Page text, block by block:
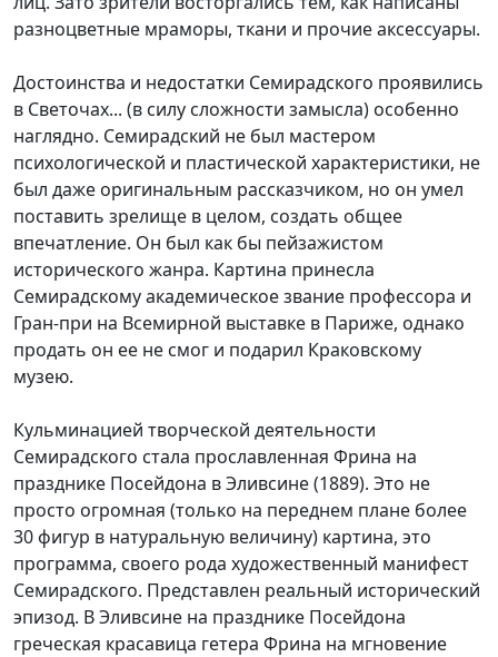
разноцветные мраморы, ткани и прочие аксессуары.
Достоинства и недостатки Семирадского проявились
в Светочах... (в силу сложности замысла) особенно
наглядно. Семирадский не был мастером
психологической и пластической характеристики, не
был даже оригинальным рассказчиком, но он умел
поставить зрелище в целом, создать общее
впечатление. Он был как бы пейзажистом
исторического жанра. Картина принесла
Семирадскому академическое звание профессора и
Гран-при на Всемирной выставке в Париже, однако
продать он ее не смог и подарил Краковскому
музею.
Кульминацией творческой деятельности
Семирадского стала прославленная Фрина на
празднике Посейдона в Эливсине (1889). Это не
просто огромная (только на переднем плане более
30 фигур в натуральную величину) картина, это
программа, своего рода художественный манифест
Семирадского. Представлен реальный исторический
эпизод. В Эливсине на празднике Посейдона
греческая красавица гетера Фрина на мгновение